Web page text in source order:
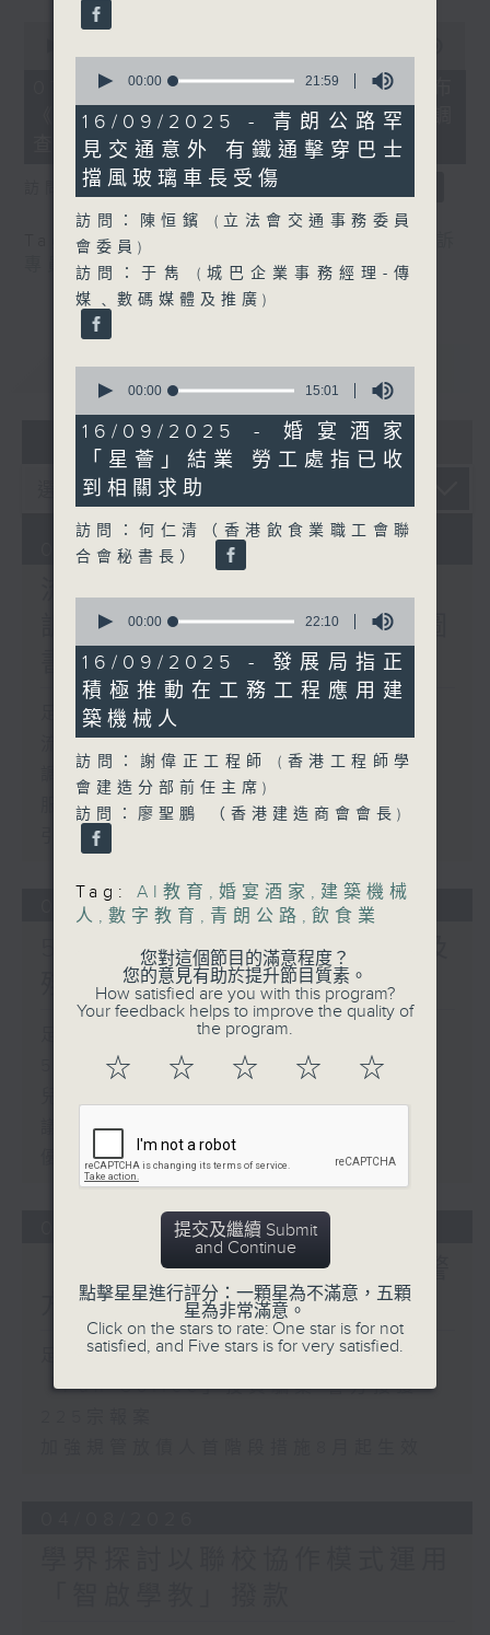
seconds
07/08/2026 - 服務業總工會公布
《預防工作時中暑指引》執行情況調
查結果
訪問：郭偉强（工聯會職安健協會顧問）
中暑 ,
,自助圖書站 , 預防工作時中暑指引
重溫 CATCHUP
07 - 08 2026
07/08/2026
流動圖書館使用人數參差 申
訴專員主動調查康文署三項圖
書館服務
足本 Full (HKT 17:00 - 18:00)
流動圖書館使用人數參差 申訴專員主動
調查康文署三項圖書館服務
服務業總工會公布《預防工作時中暑指
引》執行情況調查結果
06/08/2026
5歲男童被虐致死 母親誤殺及
殘酷對待兒童罪成判囚22年
足本 Full (HKT 17:00 - 18:00)
5歲男童被虐致死 母親誤殺及殘酷對待
議員關注教科書價格升幅對基層影響 提
優化學校書簿津貼計劃等建議
05/08/2026
「Fun Coffee」投資騙案 警
方接獲225宗報案
足本 Full (HKT 17:00 - 18:00)
「Fun Coffee」投資騙案 警方接獲
seconds
21
minutes,
59
seconds
00:00 21:59
16/09/2025 - 青朗公路罕
見交通意外 有鐵通擊穿巴士
擋風玻璃車長受傷
訪問：陳恒鑌 (立法會交通事務委員
會委員)
訪問：于雋 (城巴企業事務經理-傳
媒﹑數碼媒體及推廣)
seconds
15
minutes,
second
00:00 15:01
16/09/2025 - 婚宴酒家
「星薈」結業 勞工處指已收
到相關求助
訪問：何仁清（香港飲食業職工會聯
合會秘書長）
seconds
22
minutes,
10
seconds
00:00 22:10
16/09/2025 - 發展局指正
積極推動在工務工程應用建
築機械人
訪問：謝偉正工程師 (香港工程師學
會建造分部前任主席)
訪問：廖聖鵬 （香港建造商會會長)
Tag: AI教育 , 婚宴酒家 , 建築機械
人 , 數字教育 , 青朗公路 , 飲食業
您對這個節目的滿意程度？
您的意見有助於提升節目質素。
How satisfied are you with this program?
Your feedback helps to improve the quality of
the program.
☆ ☆ ☆ ☆ ☆
提交及繼續 Submit
and Continue
點擊星星進行評分：一顆星為不滿意，五顆
星為非常滿意。
Click on the stars to rate: One star is for not
satisfied, and Five stars is for very satisfied.